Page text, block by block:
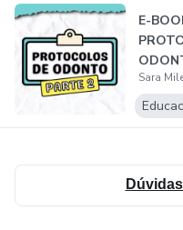
entrar em contato no
whatsapp
Outros conteúdos
ANESTESIOLOGIA
E-